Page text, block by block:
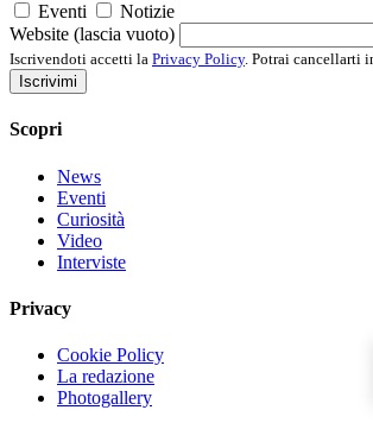
Eventi
Notizie
Website (lascia vuoto)
Iscrivendoti accetti la Privacy Policy. Potrai cancellarti
Iscrivimi
Scopri
News
Eventi
Curiosità
Video
Interviste
Privacy
Cookie Policy
La redazione
Photogallery